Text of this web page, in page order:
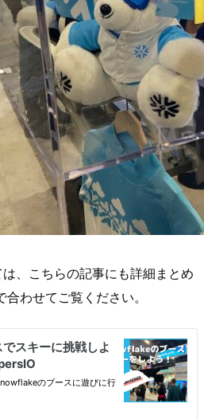
、こちらの記事にも詳細まとめ
わせてご覧ください。